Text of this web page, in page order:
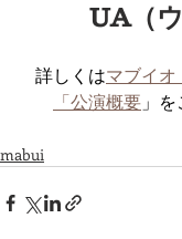
UA（ウ
詳しくはマブイオ
「公演概要 」
mabui